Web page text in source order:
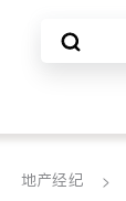
地产经纪